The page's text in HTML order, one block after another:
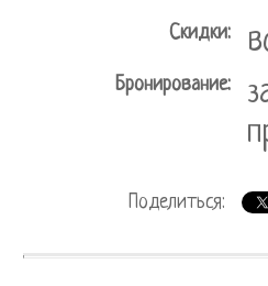
Скидки:
Бронирование:
Поделиться: